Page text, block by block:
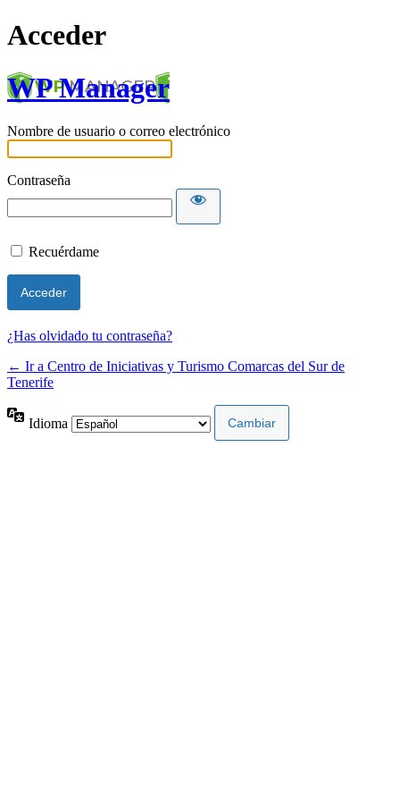
Acceder
WP Manager
Nombre de usuario o correo electrónico
Contraseña
Recuérdame
¿Has olvidado tu contraseña?
← Ir a Centro de Iniciativas y Turismo Comarcas del Sur de
Tenerife
Idioma